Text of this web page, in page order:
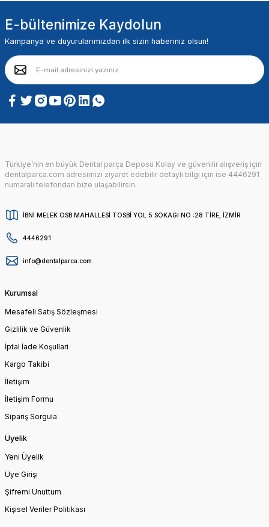
E-bültenimize Kaydolun
Kampanya ve duyurularımızdan ilk sizin haberiniz olsun!
Türkiye’nin en büyük Dental parça Deposu Kolay ve güvenilir alışveriş için
dentalparca.com adresimizi ziyaret edebilir detaylı bilgi için ise 4446291
numaralı telefondan bize ulaşabilirsin.
İBNİ MELEK OSB MAHALLESİ TOSBİ YOL 5 SOKAGI NO :28 TİRE, İZMİR
4446291
info@dentalparca.com
Kurumsal
Mesafeli Satış Sözleşmesi
Gizlilik ve Güvenlik
İptal İade Koşullari
Kargo Takibi
İletişim
İletişim Formu
Sipariş Sorgula
Üyelik
Yeni Üyelik
Üye Girişi
Şifremi Unuttum
Kişisel Veriler Politikası